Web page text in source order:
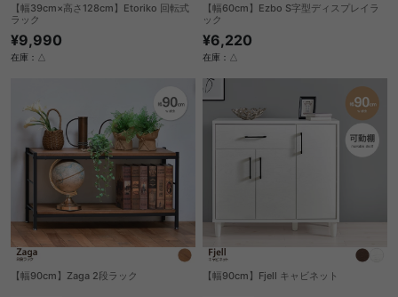
【幅39cm×高さ128cm】Etoriko 回転式
ラック
¥9,990
在庫：△
【幅60cm】Ezbo S字型ディスプレイラ
ック
¥6,220
在庫：△
【幅90cm】Zaga 2段ラック 【幅90cm】Fjell キャビネット